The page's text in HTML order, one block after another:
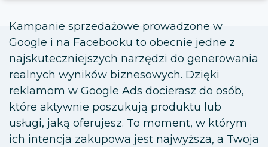
Kampanie sprzedażowe prowadzone w
Google i na Facebooku to obecnie jedne z
najskuteczniejszych narzędzi do generowania
realnych wyników biznesowych. Dzięki
reklamom w Google Ads docierasz do osób,
które aktywnie poszukują produktu lub
usługi, jaką oferujesz. To moment, w którym
ich intencja zakupowa jest najwyższa, a Twoja